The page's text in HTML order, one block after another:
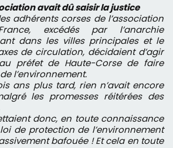
avait dû saisir la justice
adhérents corses de l’association
excédés par l’anarchie
dans les villes principales et le
de circulation, décidaient d’agir
préfet de Haute-Corse de faire
l’environnement.
ans plus tard, rien n’avait encore
les promesses réitérées des
donc, en toute connaissance
de protection de l’environnement
bafouée ! Et cela en toute